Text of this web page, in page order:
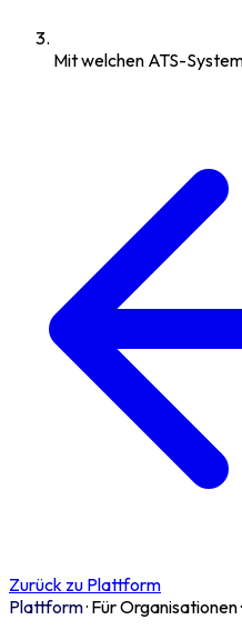
Mit welchen ATS-
Zurück zu Plattform
Plattform· Für Organisationen·